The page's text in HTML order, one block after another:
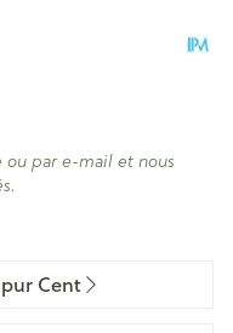
ou par e-mail et nous
Cent